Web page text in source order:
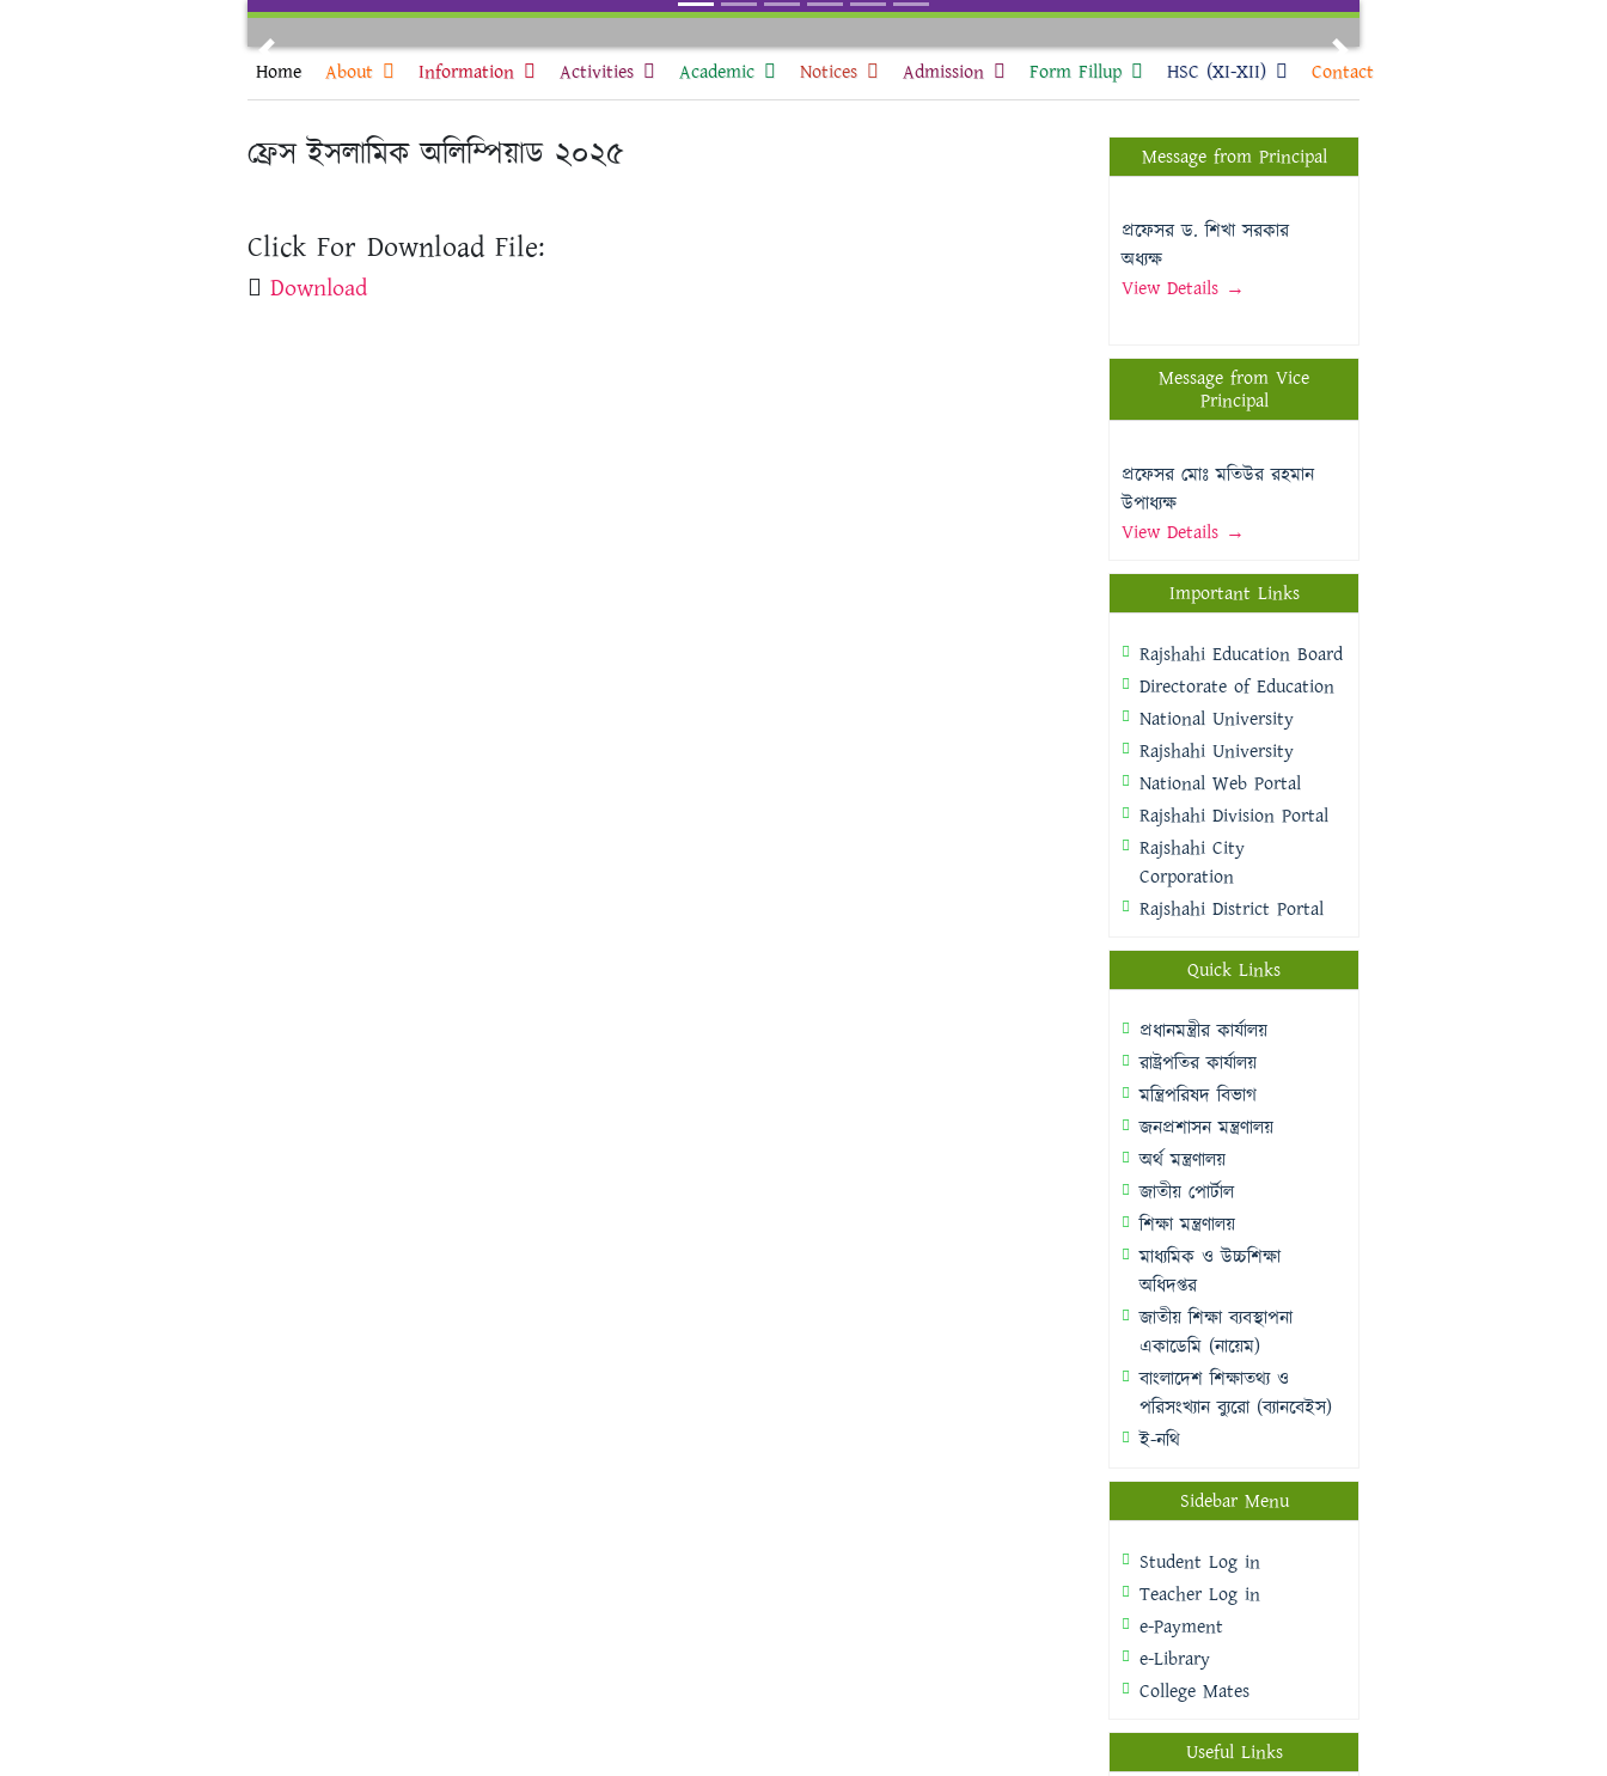
Previous Next
Home About Information Activities Academic Notices Admission Form Fillup HSC (XI-XII) Contact
ফ্রেস ইসলামিক অলিম্পিয়াড ২০২৫
Click For Download File:
Download
Message from Principal
প্রফেসর ড. শিখা সরকার
অধ্যক্ষ
View Details →
Message from Vice
Principal
প্রফেসর মোঃ মতিউর রহমান
উপাধ্যক্ষ
View Details →
Important Links
Rajshahi Education Board
Directorate of Education
National University
Rajshahi University
National Web Portal
Rajshahi Division Portal
Rajshahi City
Corporation
Rajshahi District Portal
Quick Links
প্রধানমন্ত্রীর কার্যালয়
রাষ্ট্রপতির কার্যালয়
মন্ত্রিপরিষদ বিভাগ
জনপ্রশাসন মন্ত্রণালয়
অর্থ মন্ত্রণালয়
জাতীয় পোর্টাল
শিক্ষা মন্ত্রণালয়
মাধ্যমিক ও উচ্চশিক্ষা
অধিদপ্তর
জাতীয় শিক্ষা ব্যবস্থাপনা
একাডেমি (নায়েম)
বাংলাদেশ শিক্ষাতথ্য ও
পরিসংখ্যান ব্যুরো (ব্যানবেইস)
ই-নথি
Sidebar Menu
Student Log in
Teacher Log in
e-Payment
e-Library
College Mates
Useful Links